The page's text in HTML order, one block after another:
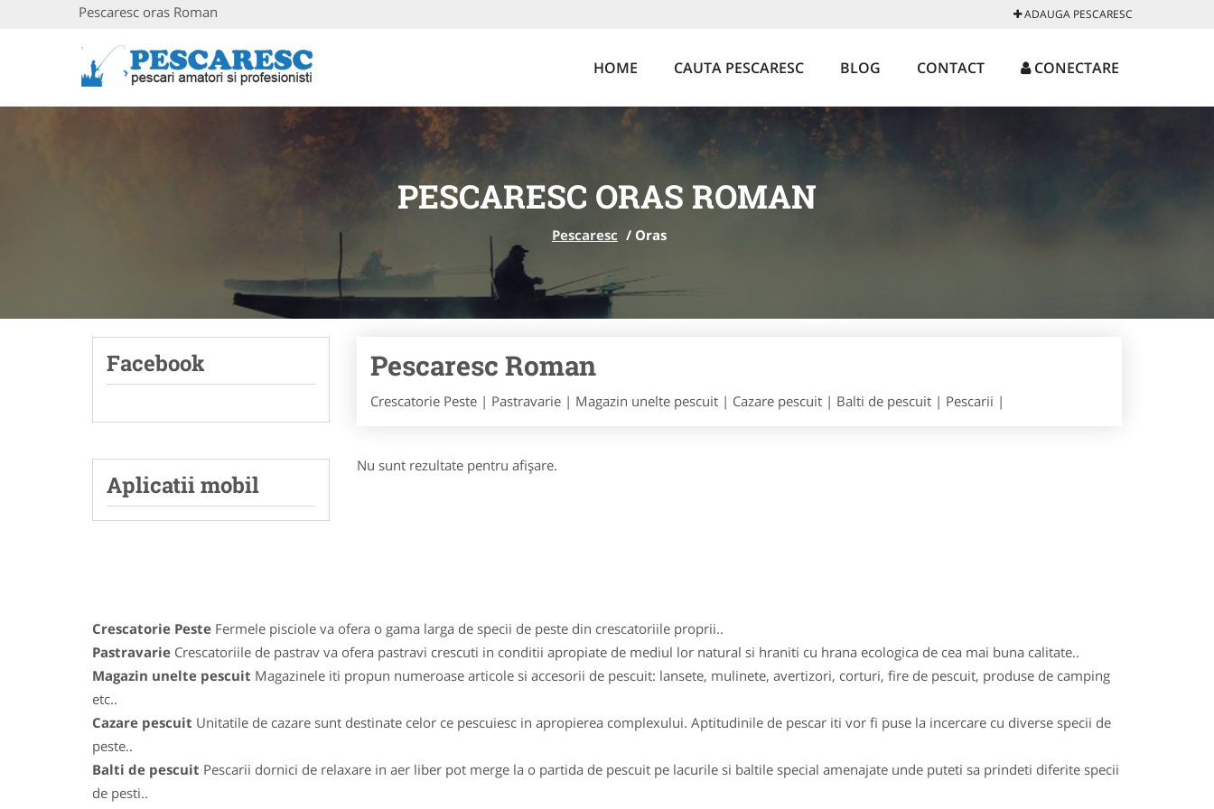
Pescaresc oras Roman ADAUGA PESCARESC
HOME CAUTA PESCARESC BLOG CONTACT CONECTARE
PESCARESC ORAS ROMAN
Pescaresc / Oras
Facebook
Aplicatii mobil
Pescaresc Roman
Crescatorie Peste | Pastravarie | Magazin unelte pescuit | Cazare pescuit | Balti de pescuit | Pescarii |
Nu sunt rezultate pentru afişare.
Crescatorie Peste Fermele pisciole va ofera o gama larga de specii de peste din crescatoriile proprii..
Pastravarie Crescatoriile de pastrav va ofera pastravi crescuti in conditii apropiate de mediul lor natural si hraniti cu hrana ecologica de cea mai buna calitate..
Magazin unelte pescuit Magazinele iti propun numeroase articole si accesorii de pescuit: lansete, mulinete, avertizori, corturi, fire de pescuit, produse de camping
etc..
Cazare pescuit Unitatile de cazare sunt destinate celor ce pescuiesc in apropierea complexului. Aptitudinile de pescar iti vor fi puse la incercare cu diverse specii de
peste..
Balti de pescuit Pescarii dornici de relaxare in aer liber pot merge la o partida de pescuit pe lacurile si baltile special amenajate unde puteti sa prindeti diferite specii
de pesti..